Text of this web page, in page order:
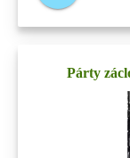
Párty